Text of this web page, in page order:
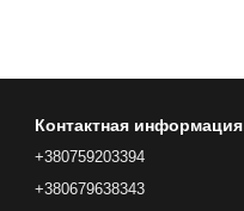
Контактная информация
+380759203394
+380679638343